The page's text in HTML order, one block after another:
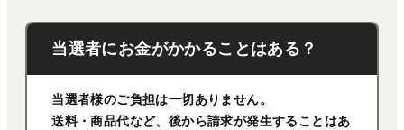
当選者にお金がかかることはある？
当選者様のご負担は一切ありません。
送料・商品代など、後から請求が発生することはあ